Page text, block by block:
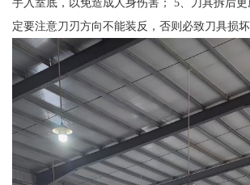
定要注意刀刃方向不能装反，否则必致刀具损坏